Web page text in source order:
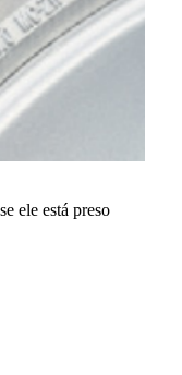
ele está preso